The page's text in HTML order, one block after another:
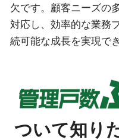
欠です。顧客ニーズの
対応し、効率的な業務
続可能な成長を実現で
ついて知り